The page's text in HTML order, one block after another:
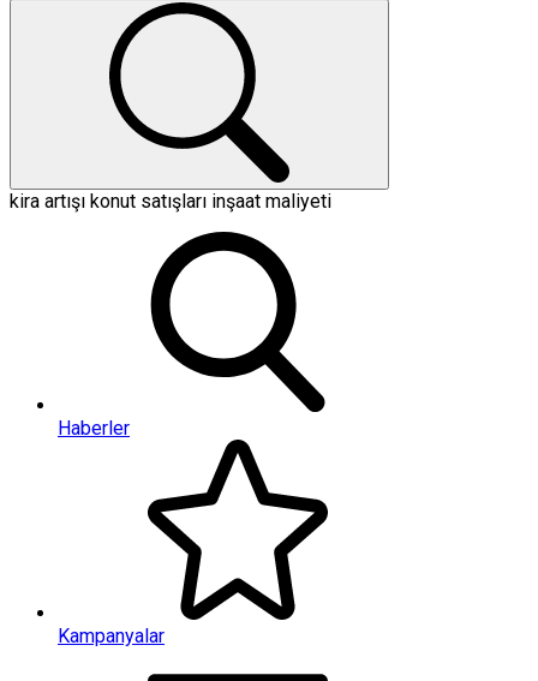
kira artışı konut satışları inşaat maliyeti
Haberler
Kampanyalar